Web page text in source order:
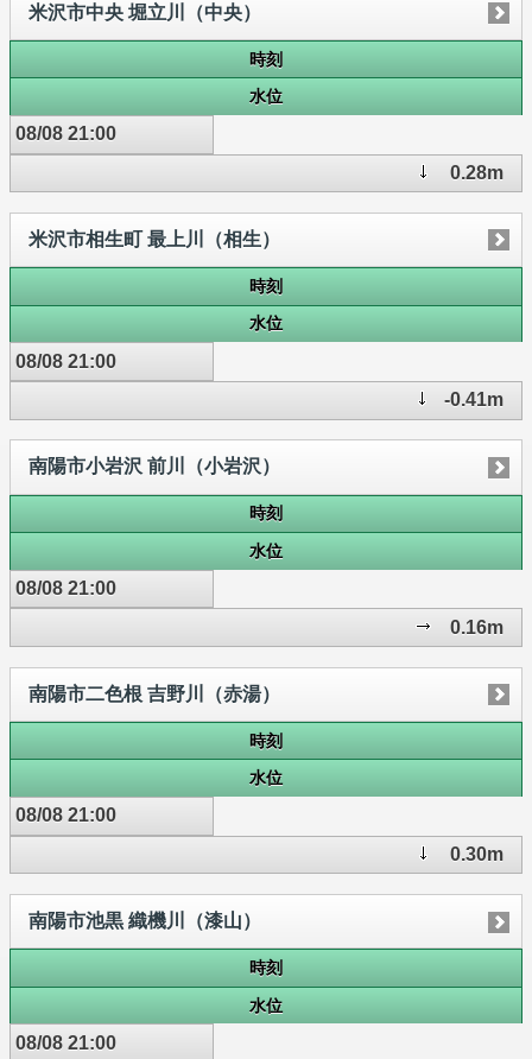
米沢市中央 堀立川（中央）
時刻
水位
08/08 21:00
0.28m
米沢市相生町 最上川（相生）
時刻
水位
08/08 21:00
-0.41m
南陽市小岩沢 前川（小岩沢）
時刻
水位
08/08 21:00
0.16m
南陽市二色根 吉野川（赤湯）
時刻
水位
08/08 21:00
0.30m
南陽市池黒 織機川（漆山）
時刻
水位
08/08 21:00